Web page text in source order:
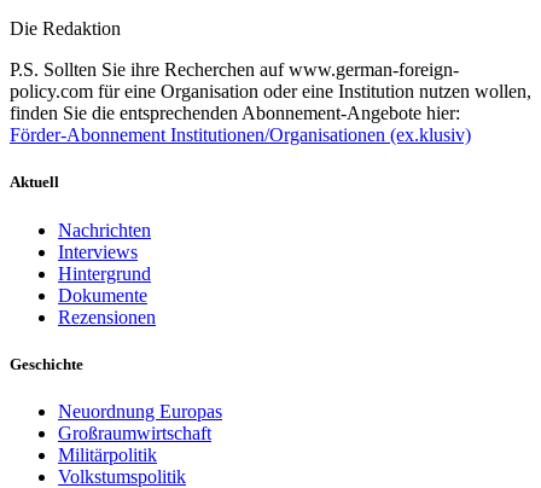
Die Redaktion
P.S. Sollten Sie ihre Recherchen auf www.german-foreign-
policy.com für eine Organisation oder eine Institution nutzen wollen,
finden Sie die entsprechenden Abonnement-Angebote hier:
Förder-Abonnement Institutionen/Organisationen (ex.klusiv)
Aktuell
Nachrichten
Interviews
Hintergrund
Dokumente
Rezensionen
Geschichte
Neuordnung Europas
Großraumwirtschaft
Militärpolitik
Volkstumspolitik